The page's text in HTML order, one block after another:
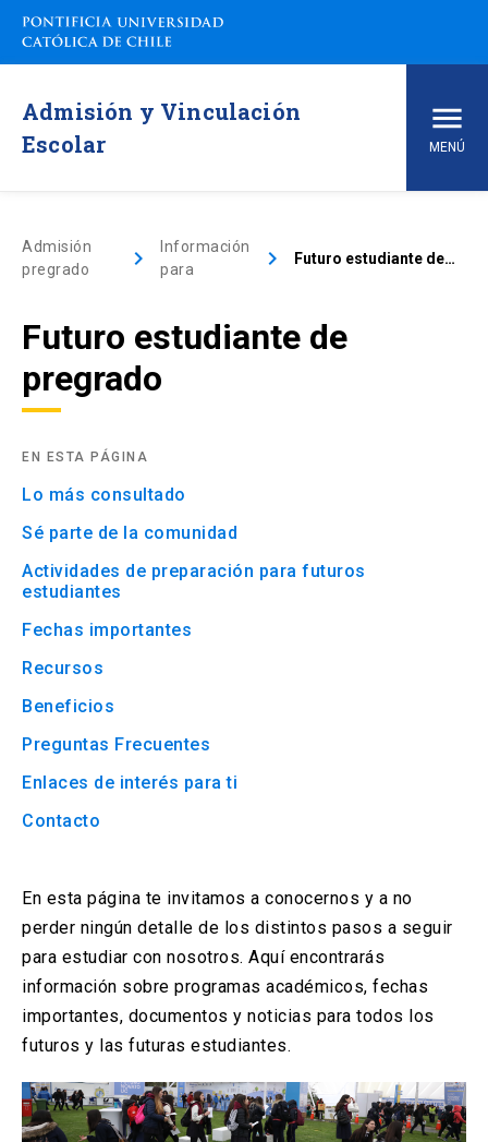
Admisión y Vinculación
Escolar
MENÚ
Carreras de pregrado
Vías de Admisión
Conoce la UC
Financiamiento y Matrícula
Información para
Admisión Postgrado
Admisión
pregrado
keyboard_arrow_right
Información
para
keyboard_arrow_right Futuro estudiante de pregrado
Futuro estudiante de
pregrado
En esta página te invitamos a conocernos y a no
perder ningún detalle de los distintos pasos a seguir
para estudiar con nosotros. Aquí encontrarás
información sobre programas académicos, fechas
importantes, documentos y noticias para todos los
futuros y las futuras estudiantes.
EN ESTA PÁGINA
Lo más consultado
Sé parte de la comunidad
Actividades de preparación para futuros
estudiantes
Fechas importantes
Recursos
Beneficios
Preguntas Frecuentes
Enlaces de interés para ti
Contacto